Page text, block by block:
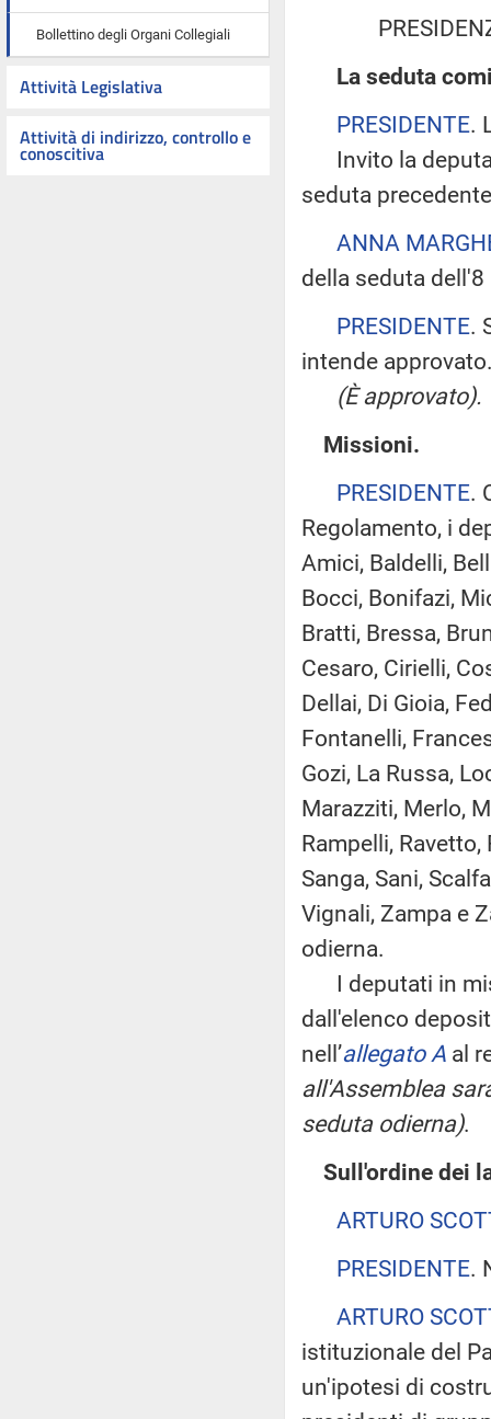
Bollettino degli Organi Collegiali
Attività Legislativa
Attività di indirizzo, controllo e
conoscitiva
La seduta
PRESIDENTE.
Invito la
seduta
ANNA
della seduta
PRESIDENTE.
intende
(È approvato).
Missioni.
PRESIDENTE.
Regolamento, i
Amici, Baldelli,
Bocci, Bonifazi,
Bratti, Bressa,
Cesaro, Cirielli,
Dellai, Di Gioia,
Fontanelli,
Gozi, La Russa,
Marazziti, Merlo,
Rampelli,
Sanga, Sani,
Vignali, Zampa e
odierna.
I deputati in
dall'elenco
nell’allegato A al
all'Assemblea
seduta odierna).
Sull'ordine dei
ARTURO
PRESIDENTE.
ARTURO
istituzionale del
un'ipotesi di